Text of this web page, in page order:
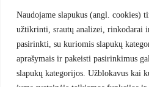
Naudojame slapukus (angl. cookies)
užtikrinti, srautų analizei, rinkodarai
pasirinkti, su kuriomis slapukų
aprašymais ir pakeisti pasirinkimus
slapukų kategorijos. Užblokavus kai